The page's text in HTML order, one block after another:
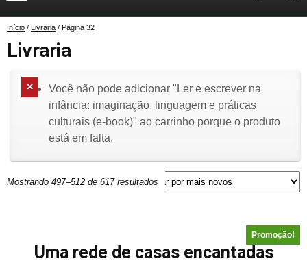
Início / Livraria / Página 32
Livraria
Você não pode adicionar "Ler e escrever na
infância: imaginação, linguagem e práticas
culturais (e-book)" ao carrinho porque o produto
está em falta.
Mostrando 497–512 de 617 resultados
Promoção!
Uma rede de casas encantadas